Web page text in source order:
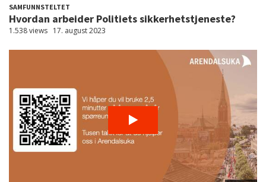
SAMFUNNSTELTET
Hvordan arbeider Politiets sikkerhetstjeneste?
1.538 views 17. august 2023